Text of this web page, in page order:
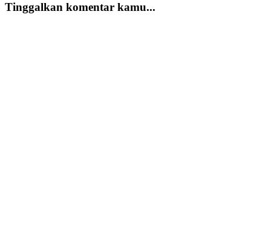
Tinggalkan komentar kamu...